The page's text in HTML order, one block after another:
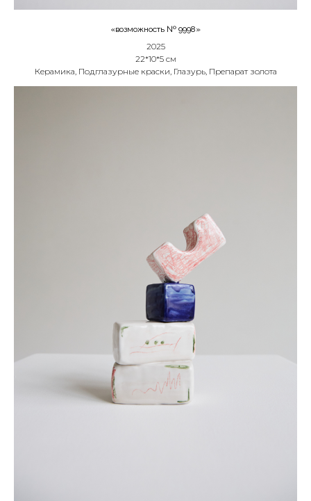
«возможность № 9998»
2025
22*10*5 см
Керамика, Подглазурные краски, Глазурь, Препарат золота